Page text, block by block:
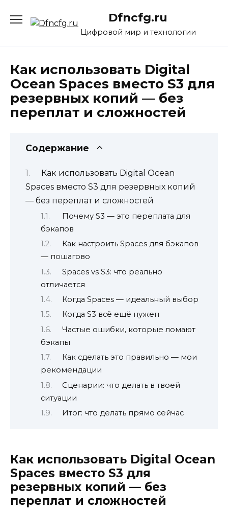
содержанию
Dfncfg.ru
Цифровой мир и технологии
Как использовать Digital
Ocean Spaces вместо S3 для
резервных копий — без
переплат и сложностей
Содержание
Как использовать Digital Ocean
Spaces вместо S3 для резервных копий
— без переплат и сложностей
Почему S3 — это переплата для
бэкапов
Как настроить Spaces для бэкапов
— пошагово
Spaces vs S3: что реально
отличается
Когда Spaces — идеальный выбор
Когда S3 всё ещё нужен
Частые ошибки, которые ломают
бэкапы
Как сделать это правильно — мои
рекомендации
Сценарии: что делать в твоей
ситуации
Итог: что делать прямо сейчас
Как использовать Digital Ocean
Spaces вместо S3 для
резервных копий — без
переплат и сложностей